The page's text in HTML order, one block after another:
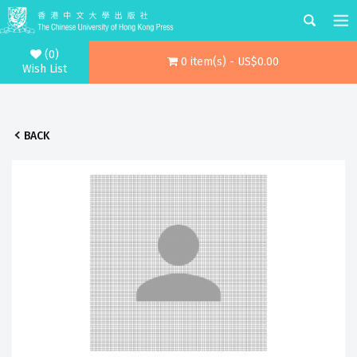
(0)
Wish List
0 item(s) - US$0.00
BACK